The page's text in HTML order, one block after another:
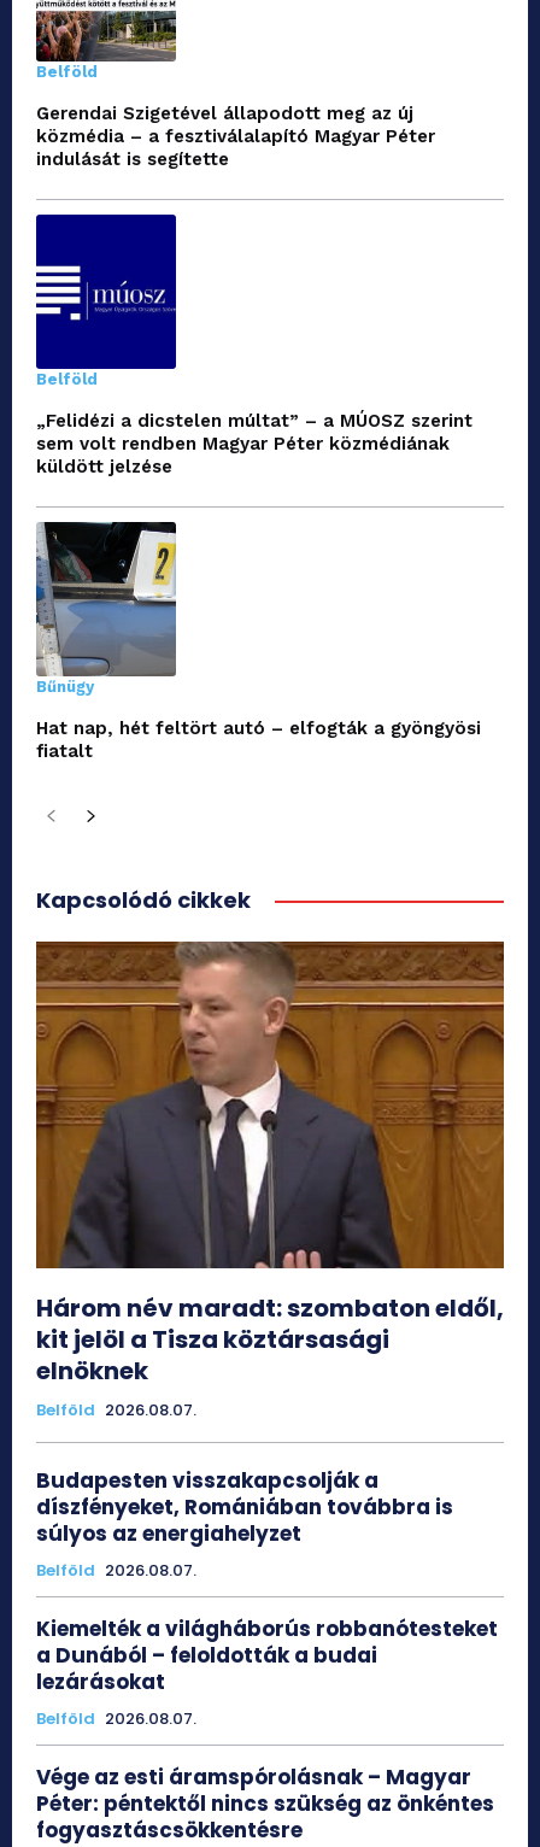
Belföld
Gerendai Szigetével állapodott meg az új
közmédia – a fesztiválalapító Magyar Péter
indulását is segítette
Belföld
„Felidézi a dicstelen múltat” – a MÚOSZ szerint
sem volt rendben Magyar Péter közmédiának
küldött jelzése
Bűnügy
Hat nap, hét feltört autó – elfogták a gyöngyösi
fiatalt
Kapcsolódó cikkek
Három név maradt: szombaton eldől,
kit jelöl a Tisza köztársasági
elnöknek
Belföld 2026.08.07.
Budapesten visszakapcsolják a
díszfényeket, Romániában továbbra is
súlyos az energiahelyzet
Belföld 2026.08.07.
Kiemelték a világháborús robbanótesteket
a Dunából – feloldották a budai
lezárásokat
Belföld 2026.08.07.
Vége az esti áramspórolásnak – Magyar
Péter: péntektől nincs szükség az önkéntes
fogyasztáscsökkentésre